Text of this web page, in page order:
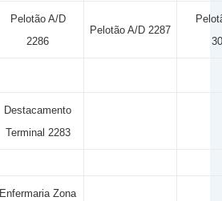
Pelotão A/D
2286
Pelotão A/D 2287
Destacamento
Terminal 2283
Enfermaria Zona